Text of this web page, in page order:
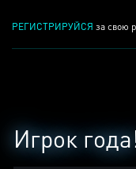
РЕГИСТРИРУЙСЯ за свою
Игрок